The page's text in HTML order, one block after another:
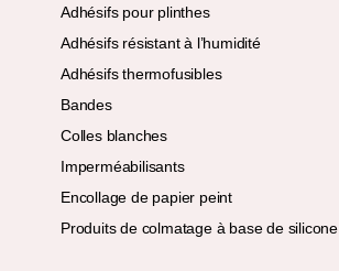
Adhésifs pour plinthes
Adhésifs résistant à l’humidité
Adhésifs thermofusibles
Bandes
Colles blanches
Imperméabilisants
Encollage de papier peint
Produits de colmatage à base de silicone